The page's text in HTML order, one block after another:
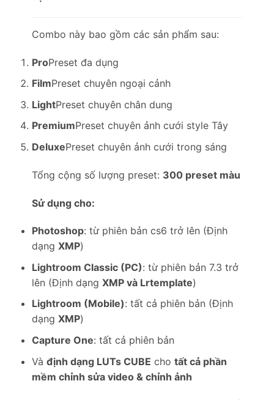
Combo này bao gồm các sản phẩm sau:
ProPreset đa dụng
FilmPreset chuyên ngoại cảnh
LightPreset chuyên chân dung
PremiumPreset chuyên ảnh cưới style Tây
DeluxePreset chuyên ảnh cưới trong sáng
Tổng cộng số lượng preset: 300 preset màu
Sử dụng cho:
Photoshop: từ phiên bản cs6 trở lên (Định
dạng XMP)
Lightroom Classic (PC): từ phiên bản 7.3 trở
lên (Định dạng XMP và Lrtemplate)
Lightroom (Mobile): tất cả phiên bản (Định
dạng XMP)
Capture One: tất cả phiên bản
Và định dạng LUTs CUBE cho tất cả phần
mềm chỉnh sửa video & chỉnh ảnh